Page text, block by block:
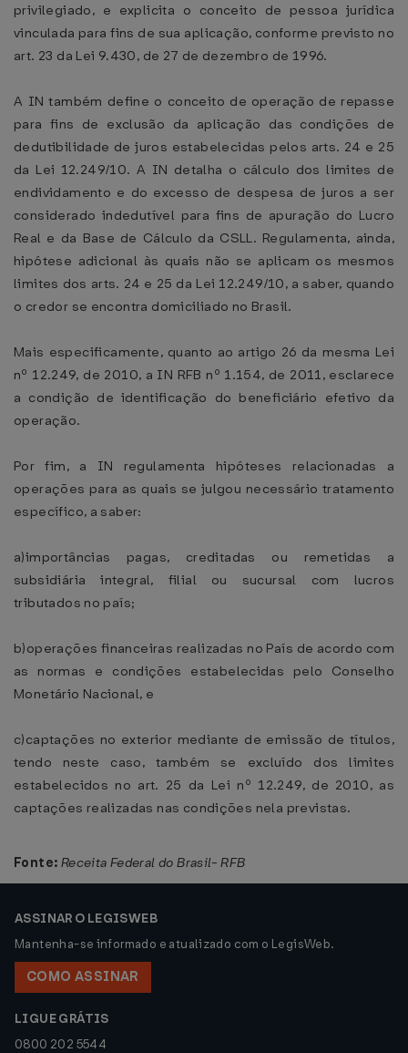
privilegiado, e explicita o conceito de pessoa jurídica
vinculada para fins de sua aplicação, conforme previsto no
art. 23 da Lei 9.430, de 27 de dezembro de 1996.
A IN também define o conceito de operação de repasse
para fins de exclusão da aplicação das condições de
dedutibilidade de juros estabelecidas pelos arts. 24 e 25
da Lei 12.249/10. A IN detalha o cálculo dos limites de
endividamento e do excesso de despesa de juros a ser
considerado indedutível para fins de apuração do Lucro
Real e da Base de Cálculo da CSLL. Regulamenta, ainda,
hipótese adicional às quais não se aplicam os mesmos
limites dos arts. 24 e 25 da Lei 12.249/10, a saber, quando
o credor se encontra domiciliado no Brasil.
Mais especificamente, quanto ao artigo 26 da mesma Lei
nº 12.249, de 2010, a IN RFB nº 1.154, de 2011, esclarece
a condição de identificação do beneficiário efetivo da
operação.
Por fim, a IN regulamenta hipóteses relacionadas a
operações para as quais se julgou necessário tratamento
específico, a saber:
a)importâncias pagas, creditadas ou remetidas a
subsidiária integral, filial ou sucursal com lucros
tributados no país;
b)operações financeiras realizadas no País de acordo com
as normas e condições estabelecidas pelo Conselho
Monetário Nacional, e
c)captações no exterior mediante de emissão de títulos,
tendo neste caso, também se excluído dos limites
estabelecidos no art. 25 da Lei nº 12.249, de 2010, as
captações realizadas nas condições nela previstas.
Fonte: Receita Federal do Brasil- RFB
ASSINAR O LEGISWEB
Mantenha-se informado e atualizado com o LegisWeb.
COMO ASSINAR
LIGUE GRÁTIS
0800 202 5544